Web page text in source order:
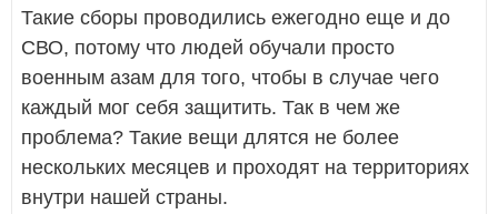
Такие сборы проводились ежегодно еще и до
СВО, потому что людей обучали просто
военным азам для того, чтобы в случае чего
каждый мог себя защитить. Так в чем же
проблема? Такие вещи длятся не более
нескольких месяцев и проходят на территориях
внутри нашей страны.